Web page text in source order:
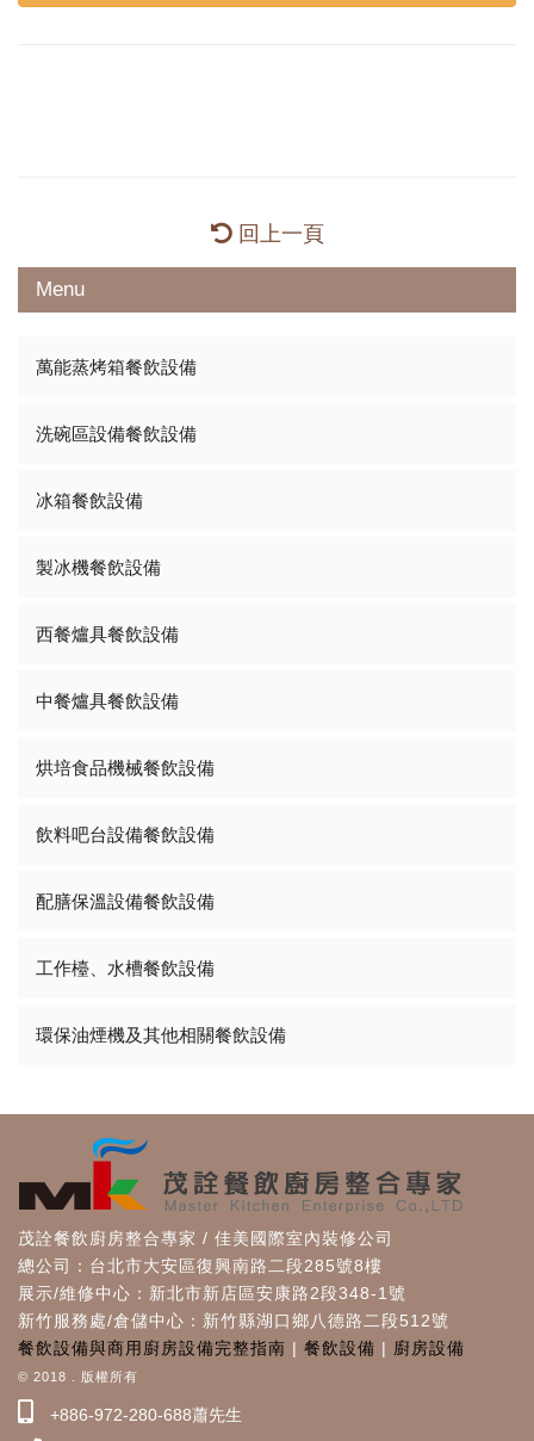
回上一頁
Menu
萬能蒸烤箱餐飲設備
洗碗區設備餐飲設備
冰箱餐飲設備
製冰機餐飲設備
西餐爐具餐飲設備
中餐爐具餐飲設備
烘培食品機械餐飲設備
飲料吧台設備餐飲設備
配膳保溫設備餐飲設備
工作檯、水槽餐飲設備
環保油煙機及其他相關餐飲設備
茂詮餐飲廚房整合專家 / 佳美國際室內裝修公司
總公司：台北市大安區復興南路二段285號8樓
展示/維修中心：新北市新店區安康路2段348-1號
新竹服務處/倉儲中心：新竹縣湖口鄉八德路二段512號
餐飲設備與商用廚房設備完整指南 | 餐飲設備 | 廚房設備
© 2018 . 版權所有
+886-972-280-688蕭先生